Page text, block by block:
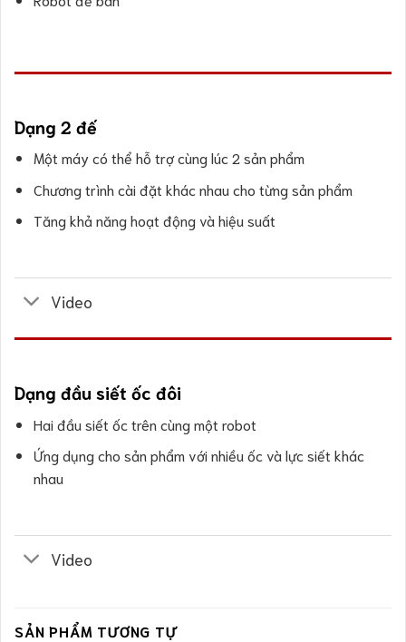
Dạng 2 đế
Một máy có thể hỗ trợ cùng lúc 2 sản phẩm
Chương trình cài đặt khác nhau cho từng sản phẩm
Tăng khả năng hoạt động và hiệu suất
Video
Dạng đầu siết ốc đôi
Hai đầu siết ốc trên cùng một robot
Ứng dụng cho sản phẩm với nhiều ốc và lực siết khác
nhau
Video
SẢN PHẨM TƯƠNG TỰ